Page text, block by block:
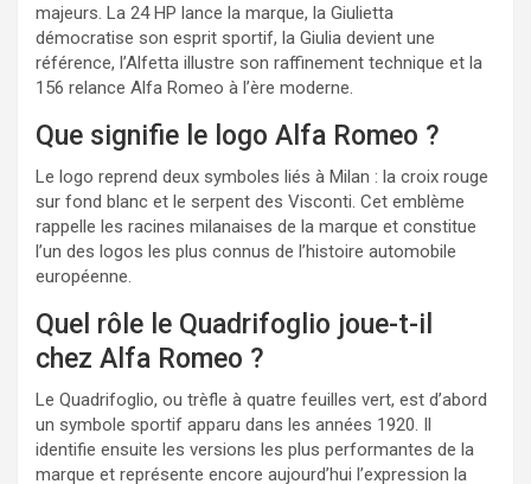
majeurs. La 24 HP lance la marque, la Giulietta
démocratise son esprit sportif, la Giulia devient une
référence, l’Alfetta illustre son raffinement technique et la
156 relance Alfa Romeo à l’ère moderne.
Que signifie le logo Alfa Romeo ?
Le logo reprend deux symboles liés à Milan : la croix rouge
sur fond blanc et le serpent des Visconti. Cet emblème
rappelle les racines milanaises de la marque et constitue
l’un des logos les plus connus de l’histoire automobile
européenne.
Quel rôle le Quadrifoglio joue-t-il
chez Alfa Romeo ?
Le Quadrifoglio, ou trèfle à quatre feuilles vert, est d’abord
un symbole sportif apparu dans les années 1920. Il
identifie ensuite les versions les plus performantes de la
marque et représente encore aujourd’hui l’expression la